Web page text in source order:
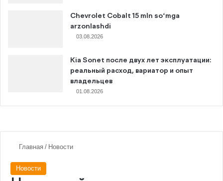
Chevrolet Cobalt 15 mln so‘mga
arzonlashdi
03.08.2026
Kia Sonet после двух лет эксплуатации:
реальный расход, вариатор и опыт
владельцев
01.08.2026